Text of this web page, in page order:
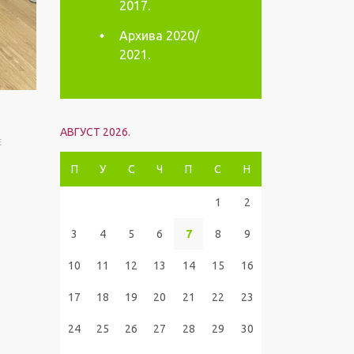
2017.
Архива 2020/
2021.
АВГУСТ 2026.
П У С Ч П С Н
1 2
3 4 5 6 7 8 9
10 11 12 13 14 15 16
17 18 19 20 21 22 23
24 25 26 27 28 29 30